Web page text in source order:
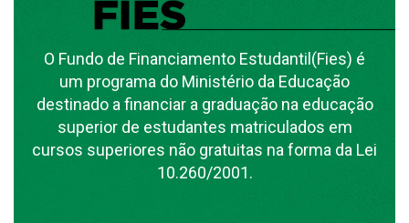
O Fundo de Financiamento Estudantil(Fies) é
um programa do Ministério da Educação
destinado a financiar a graduação na educação
superior de estudantes matriculados em
cursos superiores não gratuitas na forma da Lei
10.260/2001.